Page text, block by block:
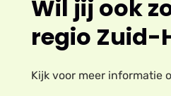
Wil jij ook
regio Zuid-
Kijk voor meer informatie